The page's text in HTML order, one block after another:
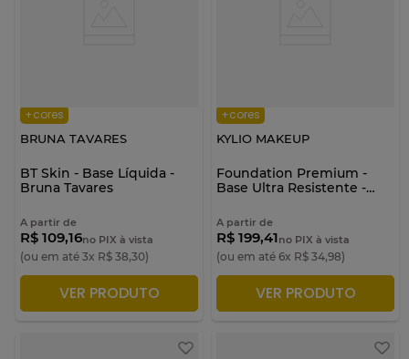
+cores
BRUNA TAVARES
BT Skin - Base Líquida -
Bruna Tavares
A partir de
R$ 109,16no PIX à vista
(ou em até 3x R$ 38,30)
ADICIONAR À SACOLA
VER PRODUTO
+cores
KYLIO MAKEUP
Foundation Premium -
Base Ultra Resistente -
A partir de
R$ 199,41no PIX à vista
(ou em até 6x R$ 34,98)
ADICIONAR À SACOLA
VER PRODUTO